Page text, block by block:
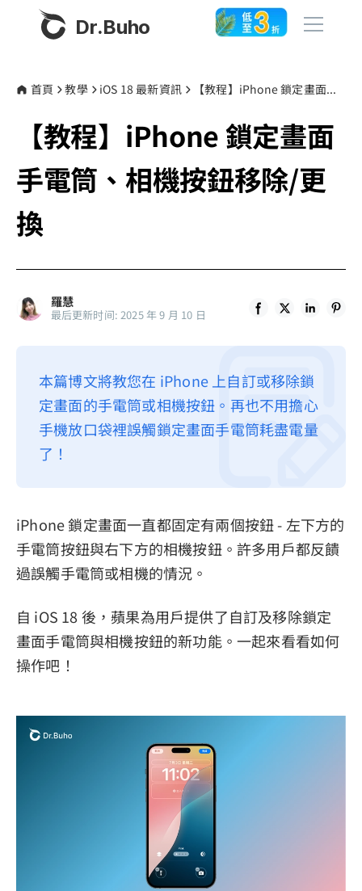
Dr.Buho
產品
BuhoCleaner
BuhoUnlocker
BuhoLaunchpad
商店
部落格
更多
隱私權政策
服務條款
退款政策
首頁 教學 iOS 18 最新資訊 【教程】iPhone 鎖定畫面手電筒、相機按鈕移除/更換
【教程】iPhone 鎖定畫面
手電筒、相機按鈕移除/更
換
羅慧
最后更新时间: 2025 年 9 月 10 日
本篇博文將教您在 iPhone 上自訂或移除鎖
定畫面的手電筒或相機按鈕。再也不用擔心
手機放口袋裡誤觸鎖定畫面手電筒耗盡電量
了！
iPhone 鎖定畫面一直都固定有兩個按鈕 - 左下方的
手電筒按鈕與右下方的相機按鈕。許多用戶都反饋
過誤觸手電筒或相機的情況。
自 iOS 18 後，蘋果為用戶提供了自訂及移除鎖定
畫面手電筒與相機按鈕的新功能。一起來看看如何
操作吧！